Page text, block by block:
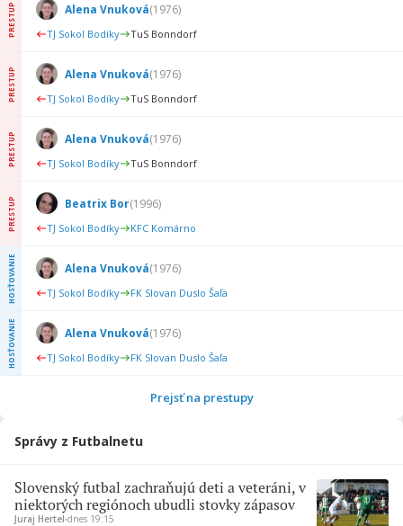
PRESTUP Alena Vnuková(1976)
TJ Sokol Bodíky TuS Bonndorf
PRESTUP Alena Vnuková(1976)
TJ Sokol Bodíky TuS Bonndorf
PRESTUP Alena Vnuková(1976)
TJ Sokol Bodíky TuS Bonndorf
PRESTUP Beatrix Bor(1996)
TJ Sokol Bodíky KFC Komárno
HOSŤOVANIE Alena Vnuková(1976)
TJ Sokol Bodíky FK Slovan Duslo Šaľa
HOSŤOVANIE Alena Vnuková(1976)
TJ Sokol Bodíky FK Slovan Duslo Šaľa
Prejsť na prestupy
Správy z Futbalnetu
Slovenský futbal zachraňujú deti a veteráni, v
niektorých regiónoch ubudli stovky zápasov
Juraj Hertel∙dnes 19:15